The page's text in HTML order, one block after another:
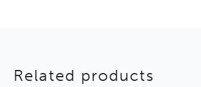
Related products